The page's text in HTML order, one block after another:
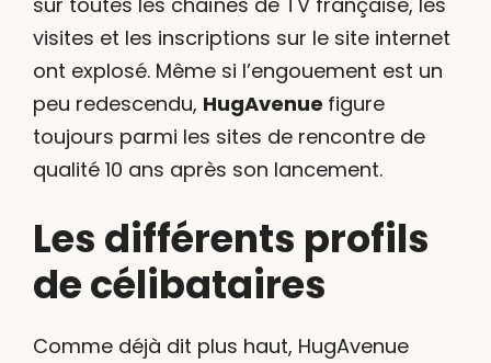
visites et les inscriptions sur le site internet
ont explosé. Même si l’engouement est un
peu redescendu, HugAvenue figure
toujours parmi les sites de rencontre de
qualité 10 ans après son lancement.
Les différents profils
de célibataires
Comme déjà dit plus haut, HugAvenue